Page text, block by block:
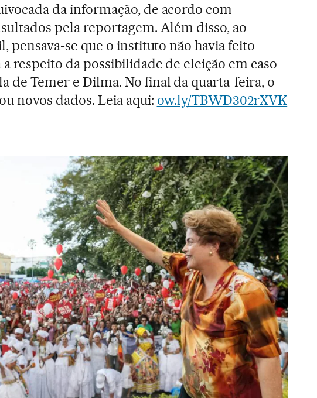
da informação, de acordo com
pela reportagem. Além disso, ao
pensava-se que o instituto não havia feito
respeito da possibilidade de eleição em caso
de Temer e Dilma. No final da quarta-feira, o
novos dados. Leia aqui: ow.ly/TBWD302rXVK